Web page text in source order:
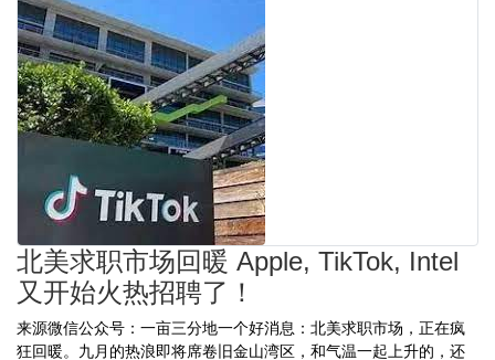
北美求职市场回暖 Apple, TikTok, Intel
又开始火热招聘了！
来源微信公众号：一亩三分地一个好消息：北美求职市场，正在疯
狂回暖。九月的热浪即将席卷旧金山湾区，和气温一起上升的，还